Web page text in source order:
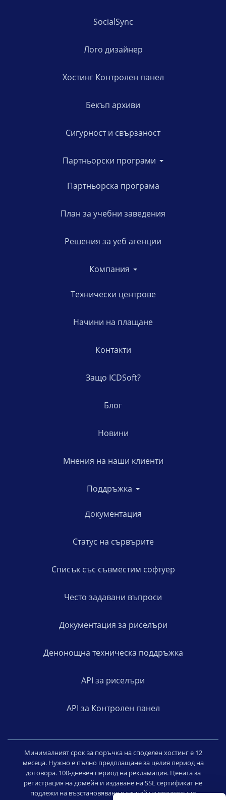
SocialSync
Лого дизайнер
Хостинг Контролен панел
Бекъп архиви
Сигурност и свързаност
Партньорски програми
Партньорска програма
План за учебни заведения
Решения за уеб агенции
Компания
Технически центрове
Начини на плащане
Контакти
Защо ICDSoft?
Блог
Новини
Мнения на наши клиенти
Поддръжка
Документация
Статус на сървърите
Списък със съвместим софтуер
Често задавани въпроси
Документация за риселъри
Денонощна техническа поддръжка
API за риселъри
API за Контролен панел
Минималният срок за поръчка на споделен хостинг е 12
месеца. Нужно е пълно предплащане за целия период на
договора. 100-дневен период на рекламация. Цената за
регистрация на домейн и издаване на SSL сертификат не
подлежи на възстановяване в случай на предсрочно